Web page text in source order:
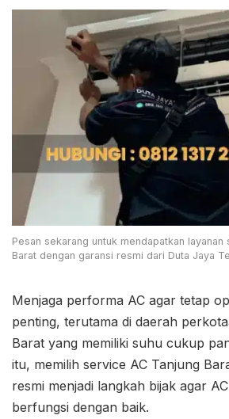
Pesan sekarang untuk mendapatkan layanan
Barat dengan garansi resmi dari Duta Jaya
Menjaga performa AC agar tetap
penting, terutama di daerah
Barat yang memiliki suhu cukup
itu, memilih service AC Tanjung
resmi menjadi langkah bijak agar
berfungsi dengan baik.